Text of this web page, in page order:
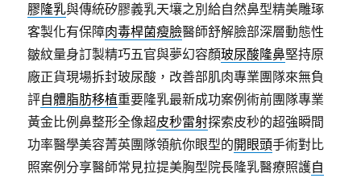
膠隆乳與傳統矽膠義乳天壤之別給自然鼻型精美雕琢
客製化有保障肉毒桿菌瘦臉醫師舒解臉部深層動態性
皺紋量身訂製精巧五官與夢幻容顏玻尿酸隆鼻堅持原
廠正貨現場拆封玻尿酸，改善部肌肉專業團隊來無負
評自體脂肪移植重要隆乳最新成功案例術前團隊專業
黃金比例鼻整形全像超皮秒雷射探索皮秒的超強瞬間
功率醫學美容菁英團隊領航你眼型的開眼頭手術對比
照案例分享醫師常見拉提美胸型院長隆乳醫療照護自